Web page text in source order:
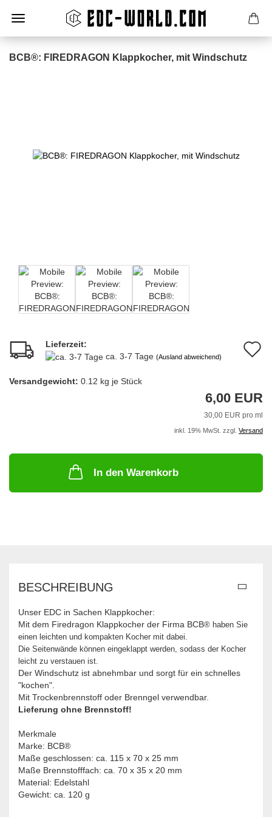
BCB®: FIREDRAGON Klappkocher, mit Windschutz
Lieferzeit:
ca. 3-7 Tage (Ausland abweichend)
Versandgewicht: 0.12 kg je Stück
6,00 EUR
30,00 EUR pro ml
inkl. 19% MwSt. zzgl. Versand
In den Warenkorb
BESCHREIBUNG
Unser EDC in Sachen Klappkocher:
Mit dem Firedragon Klappkocher der Firma BCB® haben Sie
einen leichten und kompakten Kocher mit dabei.
Die Seitenwände können eingeklappt werden, sodass der Kocher
leicht zu verstauen ist.
Der Windschutz ist abnehmbar und sorgt für ein schnelles
"kochen".
Mit Trockenbrennstoff oder Brenngel verwendbar.
Lieferung ohne Brennstoff!
Merkmale
Marke: BCB®
Maße geschlossen: ca. 115 x 70 x 25 mm
Maße Brennstofffach: ca. 70 x 35 x 20 mm
Material: Edelstahl
Gewicht: ca. 120 g